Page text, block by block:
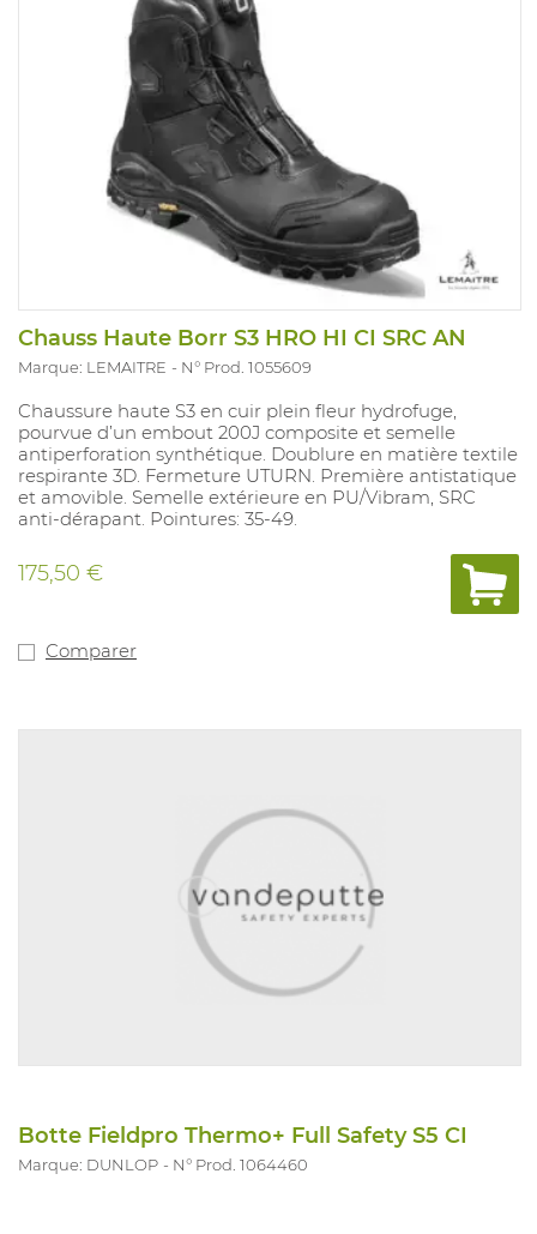
Chauss Haute Borr S3 HRO HI CI SRC AN
Marque: LEMAITRE N° Prod. 1055609
Chaussure haute S3 en cuir plein fleur hydrofuge,
pourvue d’un embout 200J composite et semelle
antiperforation synthétique. Doublure en matière textile
respirante 3D. Fermeture UTURN. Première antistatique
et amovible. Semelle extérieure en PU/Vibram, SRC
anti-dérapant. Pointures: 35-49.
175,50 €
Comparer
Botte Fieldpro Thermo+ Full Safety S5 CI
Marque: DUNLOP N° Prod. 1064460